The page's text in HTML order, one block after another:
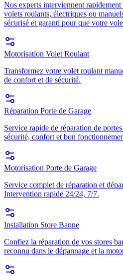
Nos experts interviennent
volets roulants, électriques ou
sécurisé et garanti pour que votre
Motorisation Volet Roulant
Transformez votre volet roulant
de confort et de sécurité.
Réparation Porte de Garage
Service rapide de réparation de
sécurité, confort et bon
Motorisation Porte de Garage
Service complet de réparation et
Intervention rapide 24/24, 7/7.
Installation Store Banne
Confiez la réparation de vos stores
reconnu dans le dépannage et la